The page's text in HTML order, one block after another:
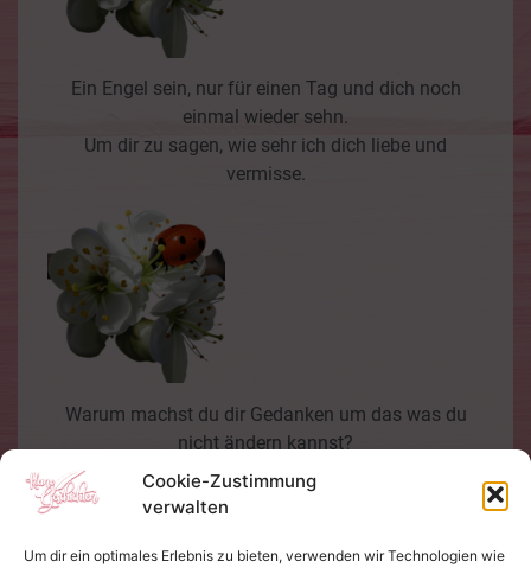
Cookie-Zustimmung
verwalten
Um dir ein optimales Erlebnis zu bieten, verwenden wir Technologien wie
Ein Engel sein, nur für einen Tag und dich noch
einmal wieder sehn.
Um dir zu sagen, wie sehr ich dich liebe und
vermisse.
Warum machst du dir Gedanken um das was du
nicht ändern kannst?